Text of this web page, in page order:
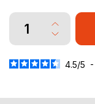
4.5/5 -